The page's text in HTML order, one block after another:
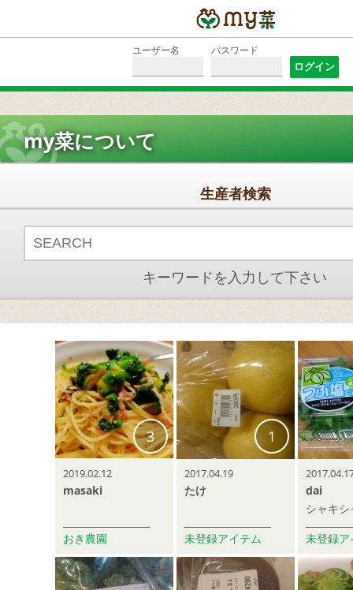
ユーザー名 パスワード
my菜について
生産者検索
キーワードを入力して下さい
3
2019.02.12
masaki
おき農園
1
2017.04.19
たけ
未登録アイテム
dai
未登録ア